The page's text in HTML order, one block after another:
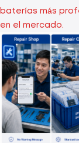
baterías más
en el mercado.